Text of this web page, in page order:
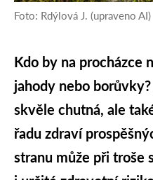
Foto: Rdýlová J. (upraveno AI)
Kdo by na procházce
jahody nebo
skvěle chutná, ale
řadu zdraví
stranu může při troše